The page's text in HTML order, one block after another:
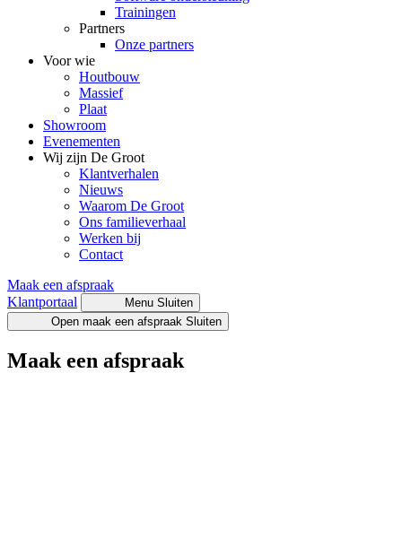
Trainingen
Partners
Onze partners
Voor wie
Houtbouw
Massief
Plaat
Showroom
Evenementen
Wij zijn De Groot
Klantverhalen
Nieuws
Waarom De Groot
Ons familieverhaal
Werken bij
Contact
Maak een afspraak
Klantportaal
Menu Sluiten
Open maak een afspraak Sluiten
Maak een afspraak